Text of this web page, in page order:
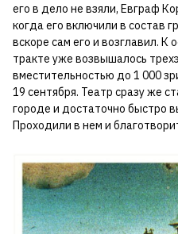
его в дело не взяли, Евграф
когда его включили в состав
вскоре сам его и возглавил. К
тракте уже возвышалось
вместительностью до 1 000
19 сентября. Театр сразу же
городе и достаточно быстро
Проходили в нем и